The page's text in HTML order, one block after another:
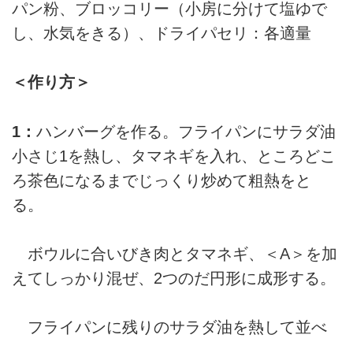
パン粉、ブロッコリー（小房に分けて塩ゆで
し、水気をきる）、ドライパセリ：各適量
＜作り方＞
1： ハンバーグを作る。フライパンにサラダ油
小さじ1を熱し、タマネギを入れ、ところどこ
ろ茶色になるまでじっくり炒めて粗熱をと
る。
ボウルに合いびき肉とタマネギ、＜A＞を加
えてしっかり混ぜ、2つのだ円形に成形する。
フライパンに残りのサラダ油を熱して並べ